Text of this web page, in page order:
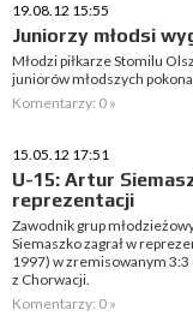
19.08.12 15:55
Juniorzy młodsi
Młodzi piłkarze Stomilu
juniorów młodszych
Komentarzy: 0 »
15.05.12 17:51
U-15: Artur
reprezentacji
Zawodnik grup
Siemaszko zagrał w
1997) w zremisowanym
z Chorwacji.
Komentarzy: 0 »